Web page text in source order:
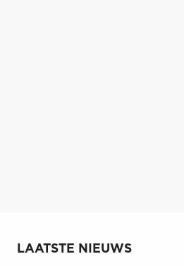
LAATSTE NIEUWS